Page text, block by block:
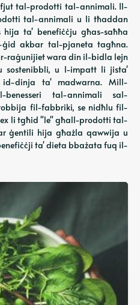
tal-prodotti tal-annimali. Il-
tal-annimali u li tħaddan
ta' benefiċċju għas-saħħa
akbar tal-pjaneta tagħna.
raġunijiet wara din il-bidla lejn
sostenibbli, u l-impatt li jista'
dinja ta' madwarna. Mill-
benesseri tal-annimali sal-
fil-fabbriki, se nidħlu fil-
li tgħid "le" għall-prodotti tal-
ġentili hija għażla qawwija u
ta' dieta bbażata fuq il-